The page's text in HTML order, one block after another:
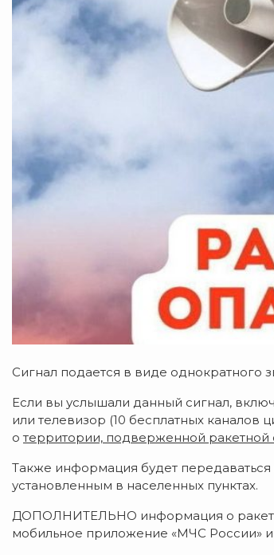
Сигнал подается в виде однократного
Если вы услышали данный сигнал,
или телевизор (10 бесплатных
о территории, подверженной ракетной
Также информация будет
установленным в населенных пунктах.
ДОПОЛНИТЕЛЬНО информация о
мобильное приложение «МЧС России» и